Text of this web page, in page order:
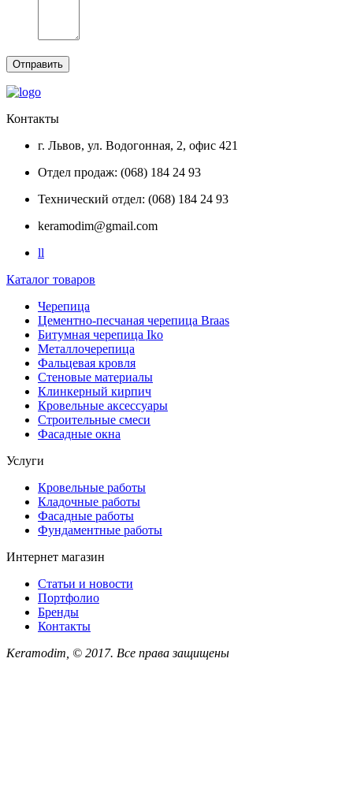
Отправить
Контакты
г. Львов, ул. Водогонная, 2, офис 421
Отдел продаж: (068) 184 24 93
Технический отдел: (068) 184 24 93
keramodim@gmail.com
ll
Каталог товаров
Черепица
Цементно-песчаная черепица Braas
Битумная черепица Iko
Металлочерепица
Фальцевая кровля
Стеновые материалы
Клинкерный кирпич
Кровельные аксессуары
Строительные смеси
Фасадные окна
Услуги
Кровельные работы
Кладочные работы
Фасадные работы
Фундаментные работы
Интернет магазин
Статьи и новости
Портфолио
Бренды
Контакты
Keramodim, © 2017. Все права защищены